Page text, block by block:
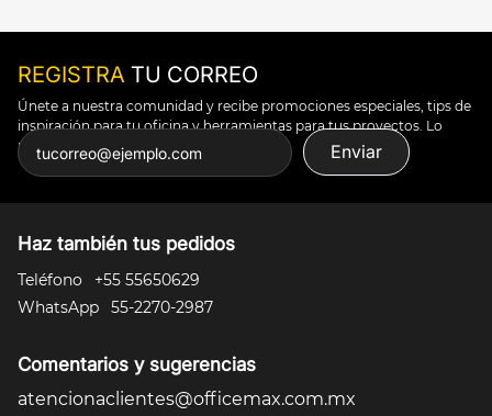
REGISTRA TU CORREO
Únete a nuestra comunidad y recibe promociones especiales, tips de
inspiración para tu oficina y herramientas para tus proyectos. Lo
puedes todo.
Enviar
Haz también tus pedidos
Teléfono
+55 55650629
WhatsApp
55-2270-2987
Comentarios y sugerencias
atencionaclientes@officemax.com.mx